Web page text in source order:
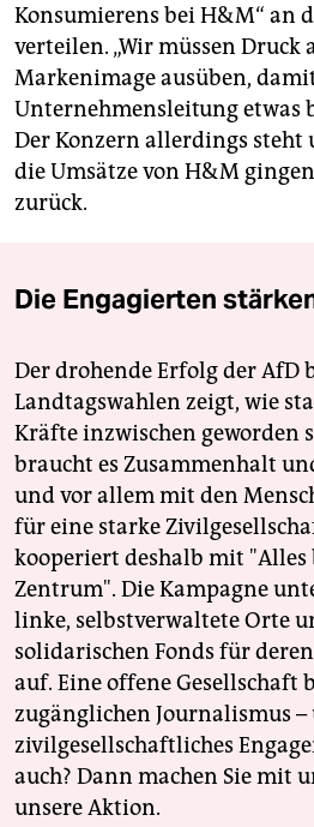
Konsumierens bei H&M“ an
verteilen. „Wir müssen Druck
Markenimage ausüben,
Unternehmensleitung etwas
Der Konzern allerdings steht
die Umsätze von H&M
zurück.
Die Engagierten
Der drohende Erfolg der AfD
Landtagswahlen zeigt, wie
Kräfte inzwischen geworden
braucht es Zusammenhalt
und vor allem mit den
für eine starke
kooperiert deshalb mit
Zentrum". Die Kampagne
linke, selbstverwaltete Orte
solidarischen Fonds für
auf. Eine offene Gesellschaft
zugänglichen Journalismus –
zivilgesellschaftliches
auch? Dann machen Sie mit
unsere Aktion.